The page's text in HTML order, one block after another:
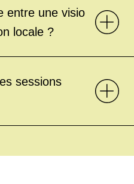
entre une visio
locale ?
sessions